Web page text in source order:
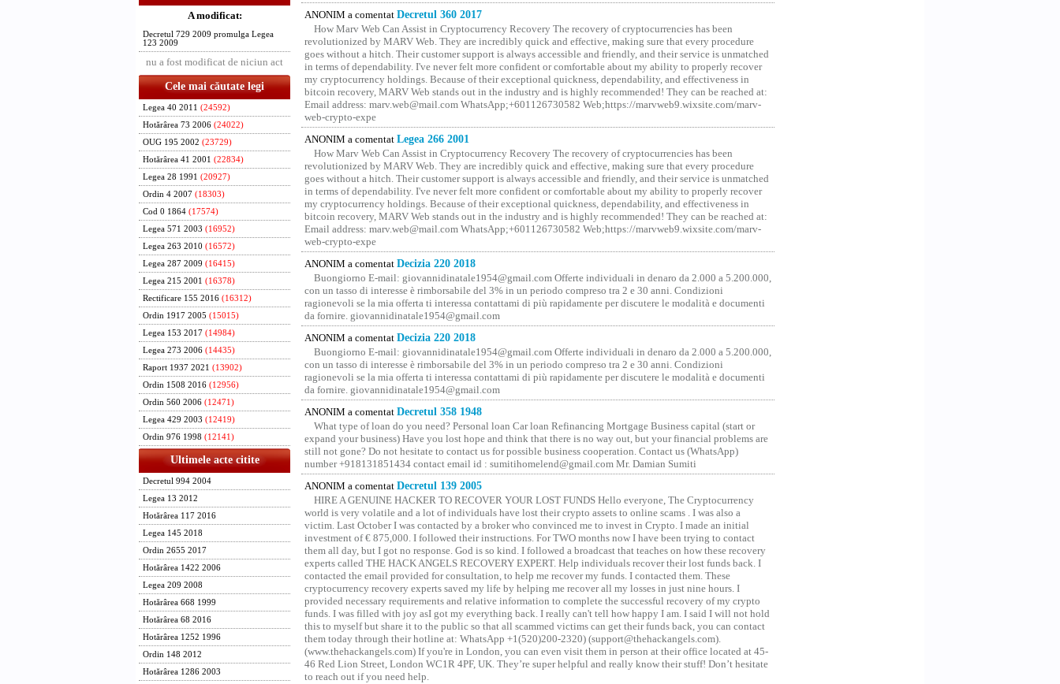
A modificat:
Decretul 729 2009 promulga Legea
123 2009
nu a fost modificat de niciun act
Cele mai căutate legi
Legea 40 2011 (24592)
Hotărârea 73 2006 (24022)
OUG 195 2002 (23729)
Hotărârea 41 2001 (22834)
Legea 28 1991 (20927)
Ordin 4 2007 (18303)
Cod 0 1864 (17574)
Legea 571 2003 (16952)
Legea 263 2010 (16572)
Legea 287 2009 (16415)
Legea 215 2001 (16378)
Rectificare 155 2016 (16312)
Ordin 1917 2005 (15015)
Legea 153 2017 (14984)
Legea 273 2006 (14435)
Raport 1937 2021 (13902)
Ordin 1508 2016 (12956)
Ordin 560 2006 (12471)
Legea 429 2003 (12419)
Ordin 976 1998 (12141)
Ultimele acte citite
Decretul 994 2004
Legea 13 2012
Hotărârea 117 2016
Legea 145 2018
Ordin 2655 2017
Hotărârea 1422 2006
Legea 209 2008
Hotărârea 668 1999
Hotărârea 68 2016
Hotărârea 1252 1996
Ordin 148 2012
Hotărârea 1286 2003
ANONIM a comentat Decretul 360 2017
How Marv Web Can Assist in Cryptocurrency Recovery The recovery of cryptocurrencies has been
revolutionized by MARV Web. They are incredibly quick and effective, making sure that every procedure
goes without a hitch. Their customer support is always accessible and friendly, and their service is unmatched
in terms of dependability. I've never felt more confident or comfortable about my ability to properly recover
my cryptocurrency holdings. Because of their exceptional quickness, dependability, and effectiveness in
bitcoin recovery, MARV Web stands out in the industry and is highly recommended! They can be reached at:
Email address: marv.web@mail.com WhatsApp;+601126730582 Web;https://marvweb9.wixsite.com/marv-
web-crypto-expe
ANONIM a comentat Legea 266 2001
How Marv Web Can Assist in Cryptocurrency Recovery The recovery of cryptocurrencies has been
revolutionized by MARV Web. They are incredibly quick and effective, making sure that every procedure
goes without a hitch. Their customer support is always accessible and friendly, and their service is unmatched
in terms of dependability. I've never felt more confident or comfortable about my ability to properly recover
my cryptocurrency holdings. Because of their exceptional quickness, dependability, and effectiveness in
bitcoin recovery, MARV Web stands out in the industry and is highly recommended! They can be reached at:
Email address: marv.web@mail.com WhatsApp;+601126730582 Web;https://marvweb9.wixsite.com/marv-
web-crypto-expe
ANONIM a comentat Decizia 220 2018
Buongiorno E-mail: giovannidinatale1954@­gmail.­com Offerte individuali in denaro da 2.000 a 5.200.000,
con un tasso di interesse è rimborsabile del 3% in un periodo compreso tra 2 e 30 anni. Condizioni
ragionevoli se la mia offerta ti interessa contattami di più rapidamente per discutere le modalità e documenti
da fornire. giovannidinatale1954@­gmail.­com
ANONIM a comentat Decizia 220 2018
Buongiorno E-mail: giovannidinatale1954@­gmail.­com Offerte individuali in denaro da 2.000 a 5.200.000,
con un tasso di interesse è rimborsabile del 3% in un periodo compreso tra 2 e 30 anni. Condizioni
ragionevoli se la mia offerta ti interessa contattami di più rapidamente per discutere le modalità e documenti
da fornire. giovannidinatale1954@­gmail.­com
ANONIM a comentat Decretul 358 1948
What type of loan do you need? Personal loan Car loan Refinancing Mortgage Business capital (start or
expand your business) Have you lost hope and think that there is no way out, but your financial problems are
still not gone? Do not hesitate to contact us for possible business cooperation. Contact us (WhatsApp)
number +918131851434 contact email id : sumitihomelend@gmail.com Mr. Damian Sumiti
ANONIM a comentat Decretul 139 2005
HIRE A GENUINE HACKER TO RECOVER YOUR LOST FUNDS Hello everyone, The Cryptocurrency
world is very volatile and a lot of individuals have lost their crypto assets to online scams . I was also a
victim. Last October I was contacted by a broker who convinced me to invest in Crypto. I made an initial
investment of € 875,000. I followed their instructions. For TWO months now I have been trying to contact
them all day, but I got no response. God is so kind. I followed a broadcast that teaches on how these recovery
experts called THE HACK ANGELS RECOVERY EXPERT. Help individuals recover their lost funds back. I
contacted the email provided for consultation, to help me recover my funds. I contacted them. These
cryptocurrency recovery experts saved my life by helping me recover all my losses in just nine hours. I
provided necessary requirements and relative information to complete the successful recovery of my crypto
funds. I was filled with joy asI got my everything back. I really can't tell how happy I am. I said I will not hold
this to myself but share it to the public so that all scammed victims can get their funds back, you can contact
them today through their hotline at: WhatsApp +1(520)200-2320) (support@thehackangels.com).
(www.thehackangels.com) If you're in London, you can even visit them in person at their office located at 45-
46 Red Lion Street, London WC1R 4PF, UK. They’re super helpful and really know their stuff! Don’t hesitate
to reach out if you need help.